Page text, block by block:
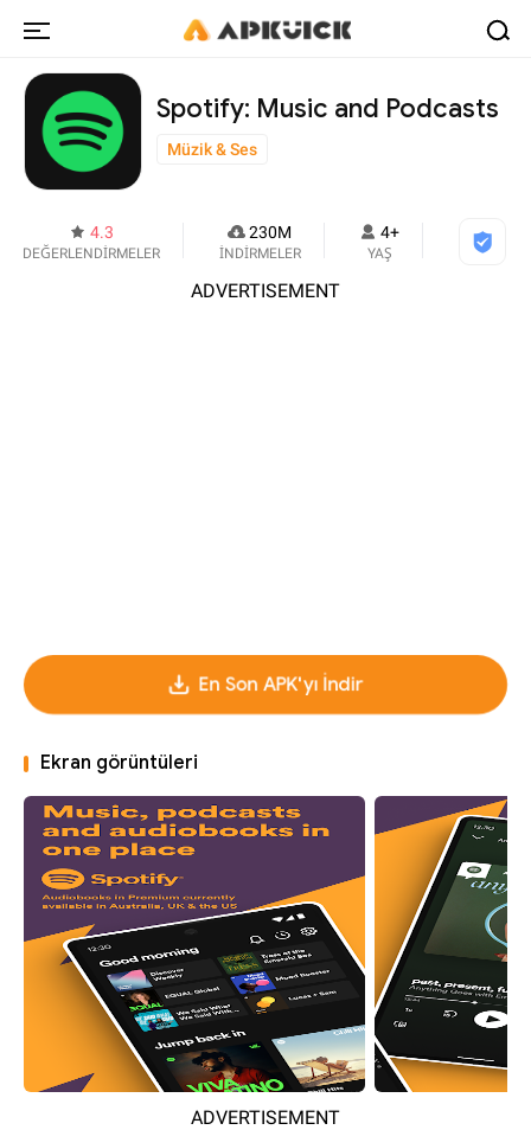
Spotify: Music and Podcasts
Müzik & Ses
4.3
DEĞERLENDİRMELER
230M
İNDİRMELER
4+
YAŞ
ADVERTISEMENT
En Son APK'yı İndir
Ekran görüntüleri
ADVERTISEMENT